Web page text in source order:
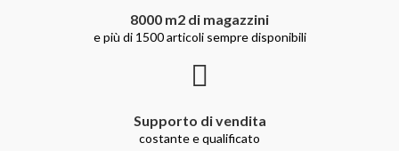
8000 m2 di magazzini
e più di 1500 articoli sempre disponibili
Supporto di vendita
costante e qualificato